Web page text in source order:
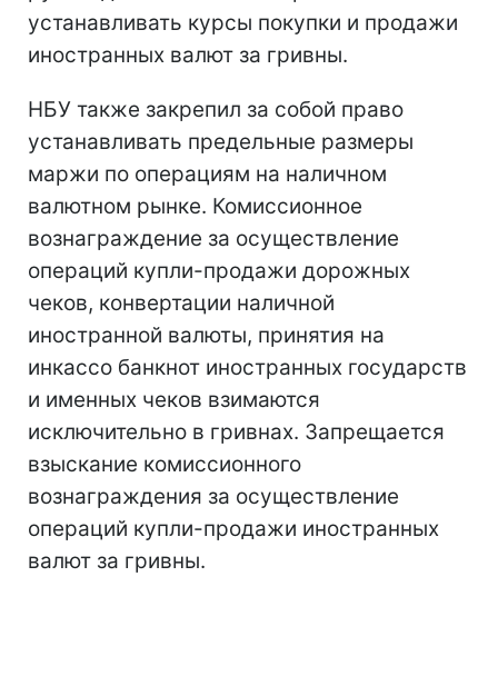
устанавливать курсы покупки и продажи
иностранных валют за гривны.
НБУ также закрепил за собой право
устанавливать предельные размеры
маржи по операциям на наличном
валютном рынке. Комиссионное
вознаграждение за осуществление
операций купли-продажи дорожных
чеков, конвертации наличной
иностранной валюты, принятия на
инкассо банкнот иностранных государств
и именных чеков взимаются
исключительно в гривнах. Запрещается
взыскание комиссионного
вознаграждения за осуществление
операций купли-продажи иностранных
валют за гривны.